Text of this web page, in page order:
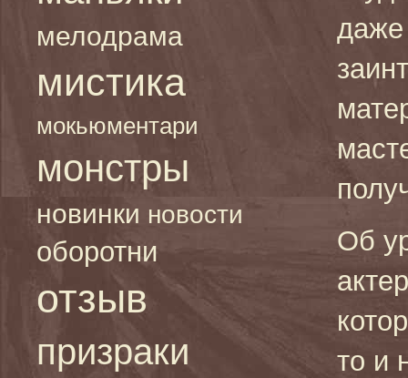
мелодрама
мистика
мокьюментари
монстры
новинки новости
оборотни
отзыв
призраки
даже
Об
то и